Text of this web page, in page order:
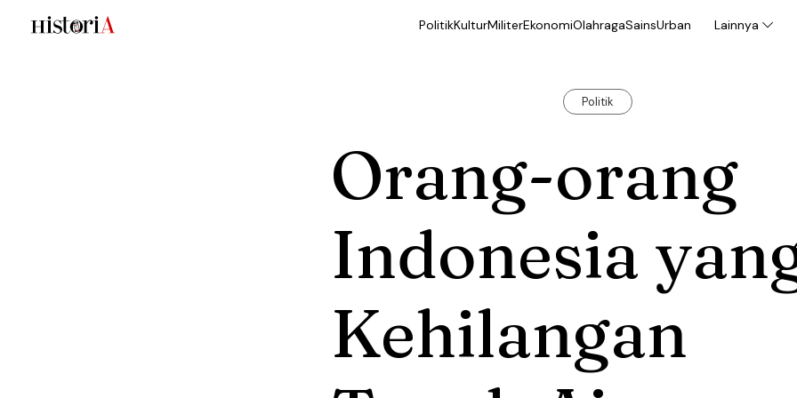
PolitikKulturMiliterEkonomiOlahragaSainsUrban Lainnya
Politik
Orang-orang
Indonesia
Kehilangan